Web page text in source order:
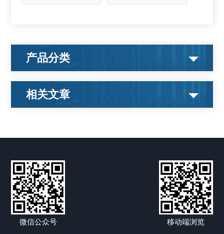
产品分类
相关文章
微信公众号 移动端浏览